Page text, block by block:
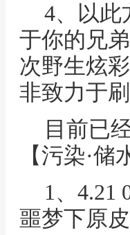
4、以此
于你的兄
次野生炫
非致力于
目前已
【污染·
1、4.21
噩梦下原